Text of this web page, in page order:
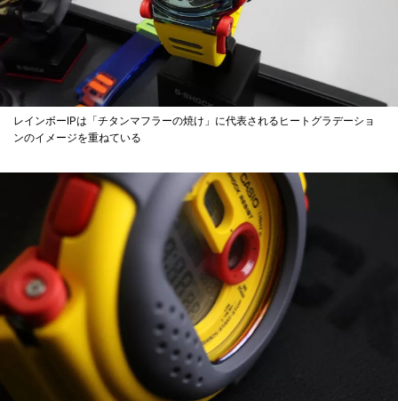
レインボーIPは「チタンマフラーの焼け」に代表されるヒートグラデーショ
ンのイメージを重ねている